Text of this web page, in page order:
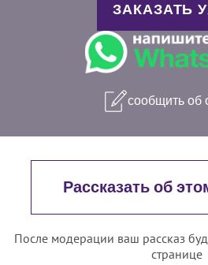
ЗАКАЗАТЬ
сообщить об
Рассказать об
После модерации ваш рассказ
странице